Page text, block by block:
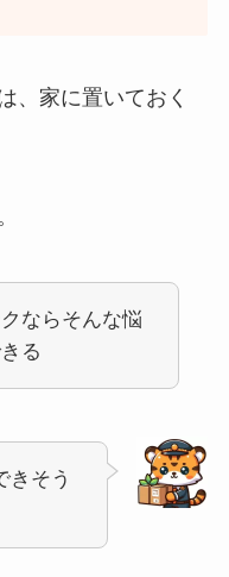
、家に置いておく
ならそんな悩
る
きそう